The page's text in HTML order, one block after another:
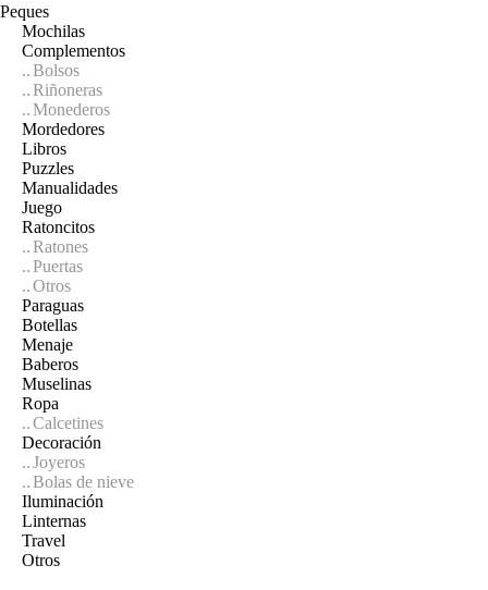
Peques
Mochilas
Complementos
Bolsos
Riñoneras
Monederos
Mordedores
Libros
Puzzles
Manualidades
Juego
Ratoncitos
Ratones
Puertas
Otros
Paraguas
Botellas
Menaje
Baberos
Muselinas
Ropa
Calcetines
Decoración
Joyeros
Bolas de nieve
Iluminación
Linternas
Travel
Otros